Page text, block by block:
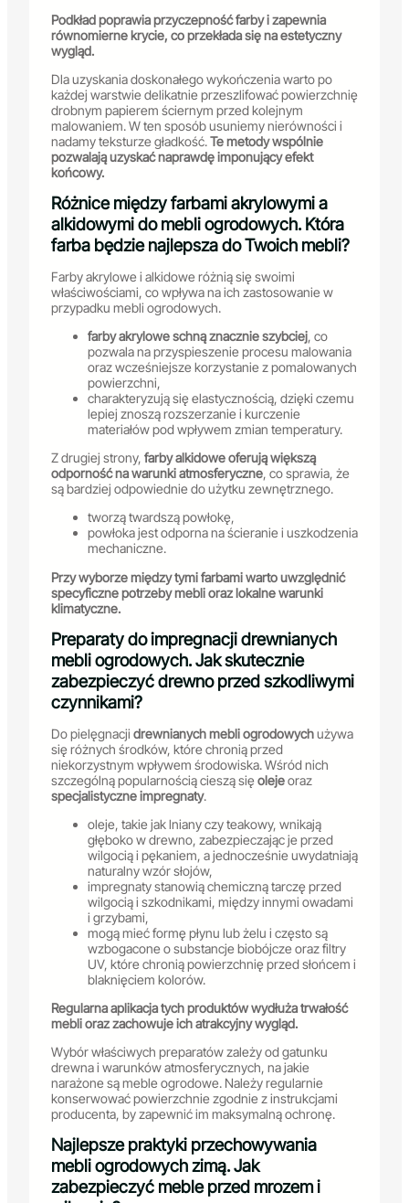
Podkład poprawia przyczepność farby i zapewnia
równomierne krycie, co przekłada się na estetyczny
wygląd.
Dla uzyskania doskonałego wykończenia warto po
każdej warstwie delikatnie przeszlifować powierzchnię
drobnym papierem ściernym przed kolejnym
malowaniem. W ten sposób usuniemy nierówności i
nadamy teksturze gładkość.Te metody wspólnie
pozwalają uzyskać naprawdę imponujący efekt
końcowy.
Różnice między farbami akrylowymi a
alkidowymi do mebli ogrodowych. Która
farba będzie najlepsza do Twoich mebli?
Farby akrylowe i alkidowe różnią się swoimi
właściwościami, co wpływa na ich zastosowanie w
przypadku mebli ogrodowych.
farby akrylowe schną znacznie szybciej, co
pozwala na przyspieszenie procesu malowania
oraz wcześniejsze korzystanie z pomalowanych
powierzchni,
charakteryzują się elastycznością, dzięki czemu
lepiej znoszą rozszerzanie i kurczenie
materiałów pod wpływem zmian temperatury.
Z drugiej strony, farby alkidowe oferują większą
odporność na warunki atmosferyczne, co sprawia, że
są bardziej odpowiednie do użytku zewnętrznego.
tworzą twardszą powłokę,
powłoka jest odporna na ścieranie i uszkodzenia
mechaniczne.
Przy wyborze między tymi farbami warto uwzględnić
specyficzne potrzeby mebli oraz lokalne warunki
klimatyczne.
Preparaty do impregnacji drewnianych
mebli ogrodowych. Jak skutecznie
zabezpieczyć drewno przed szkodliwymi
czynnikami?
Do pielęgnacji drewnianych mebli ogrodowychużywa
się różnych środków, które chronią przed
niekorzystnym wpływem środowiska. Wśród nich
szczególną popularnością cieszą się olejeoraz
specjalistyczne impregnaty.
oleje, takie jak lniany czy teakowy, wnikają
głęboko w drewno, zabezpieczając je przed
wilgocią i pękaniem, a jednocześnie uwydatniają
naturalny wzór słojów,
impregnaty stanowią chemiczną tarczę przed
wilgocią i szkodnikami, między innymi owadami
i grzybami,
mogą mieć formę płynu lub żelu i często są
wzbogacone o substancje biobójcze oraz filtry
UV, które chronią powierzchnię przed słońcem i
blaknięciem kolorów.
Regularna aplikacja tych produktów wydłuża trwałość
mebli oraz zachowuje ich atrakcyjny wygląd.
Wybór właściwych preparatów zależy od gatunku
drewna i warunków atmosferycznych, na jakie
narażone są meble ogrodowe. Należy regularnie
konserwować powierzchnie zgodnie z instrukcjami
producenta, by zapewnić im maksymalną ochronę.
Najlepsze praktyki przechowywania
mebli ogrodowych zimą. Jak
zabezpieczyć meble przed mrozem i